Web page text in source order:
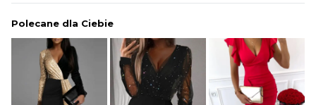
Polecane dla Ciebie